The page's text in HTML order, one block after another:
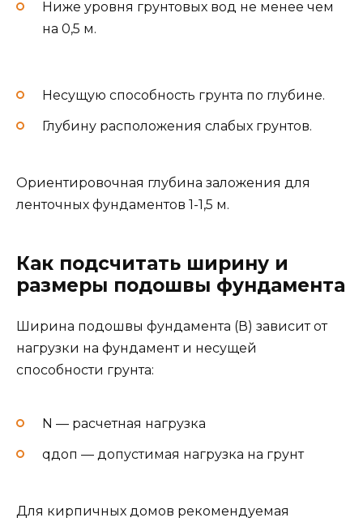
Ниже уровня грунтовых вод не менее чем
на 0,5 м.
Несущую способность грунта по глубине.
Глубину расположения слабых грунтов.
Ориентировочная глубина заложения для
ленточных фундаментов 1-1,5 м.
Как подсчитать ширину и
размеры подошвы фундамента
Ширина подошвы фундамента (В) зависит от
нагрузки на фундамент и несущей
способности грунта:
N — расчетная нагрузка
qдоп — допустимая нагрузка на грунт
Для кирпичных домов рекомендуемая